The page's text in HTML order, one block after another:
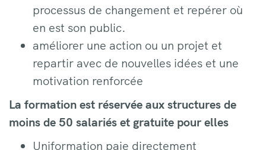
processus de changement et repérer où
en est son public.
améliorer une action ou un projet et
repartir avec de nouvelles idées et une
motivation renforcée
La formation est réservée aux structures de
moins de 50 salariés et gratuite pour elles
Uniformation paie directement